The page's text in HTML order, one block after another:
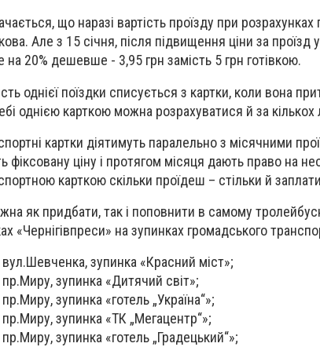
що наразі вартість проїзду при
Але з 15 січня, після підвищення ціни за
на 20% дешевше - 3,95 грн замість 5 грн готівкою.
однієї поїздки списується з картки, коли вона
однією карткою можна розрахуватися й за
картки діятимуть паралельно з місячними
фіксовану ціну і протягом місяця дають право на
карткою скільки проїдеш – стільки й
як придбати, так і поповнити в самому
«Чернігівпреси» на зупинках громадського
вул.Шевченка, зупинка «Красний міст»;
пр.Миру, зупинка «Дитячий світ»;
пр.Миру, зупинка «готель „Україна“»;
пр.Миру, зупинка «ТК „Мегацентр“»;
пр.Миру, зупинка «готель „Градецький“»;